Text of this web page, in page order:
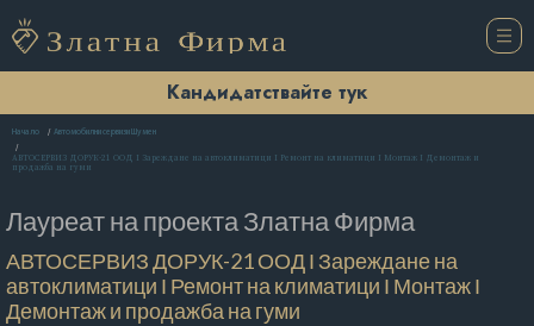
Кандидатствайте тук
Начало Автомобилни сервизи Шумен
АВТОСЕРВИЗ ДОРУК-21 ООД І Зареждане на автоклиматици І Ремонт на климатици І Монтаж І Демонтаж и
продажба на гуми
Лауреат на проектаЗлатна Фирма
АВТОСЕРВИЗ ДОРУК-21 ООД І Зареждане на
автоклиматици І Ремонт на климатици І Монтаж І
Демонтаж и продажба на гуми